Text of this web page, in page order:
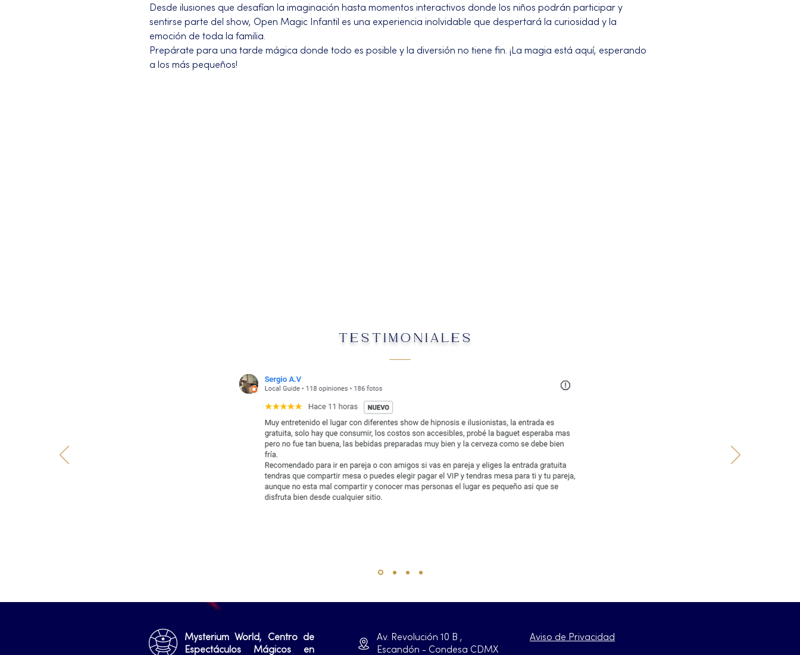
Desde ilusiones que desafían la imaginación hasta momentos interactivos donde los niños podrán participar y
sentirse parte del show, Open Magic Infantil es una experiencia inolvidable que despertará la curiosidad y la
emoción de toda la familia.
Prepárate para una tarde mágica donde todo es posible y la diversión no tiene fin. ¡La magia está aquí, esperando
a los más pequeños!
TESTIMONIALES
Mysterium World, Centro de
Espectáculos Mágicos en
Av. Revolución 10 B ,
Escandón - Condesa CDMX
Aviso de Privacidad